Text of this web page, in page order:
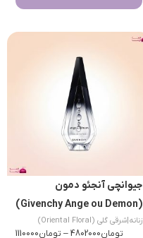
جیوانچی آنجئو دمون
(Givenchy Ange ou Demon)
زنانه|شرقی گلی (Oriental Floral)
تومان4802000
– تومان1110000